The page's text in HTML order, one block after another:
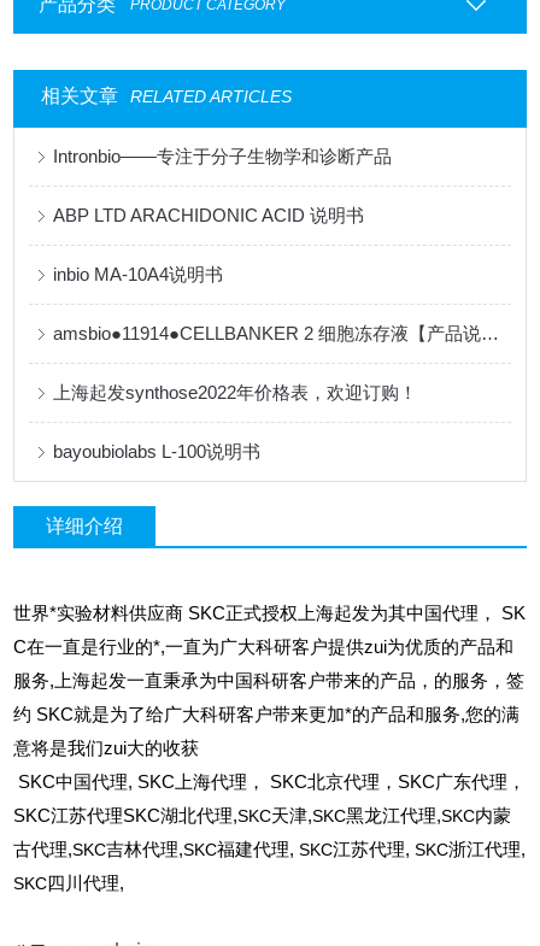
产品分类 PRODUCT CATEGORY
相关文章 RELATED ARTICLES
Intronbio——专注于分子生物学和诊断产品
ABP LTD ARACHIDONIC ACID 说明书
inbio MA-10A4说明书
amsbio●11914●CELLBANKER 2 细胞冻存液【产品说明书】
上海起发synthose2022年价格表，欢迎订购！
bayoubiolabs L-100说明书
详细介绍
世界*实验材料供应商 SKC正式授权上海起发为其中国代理， SK
C在一直是行业的*,一直为广大科研客户提供zui为优质的产品和
服务,上海起发一直秉承为中国科研客户带来的产品，的服务，签
约 SKC就是为了给广大科研客户带来更加*的产品和服务,您的满
意将是我们zui大的收获
SKC中国代理, SKC上海代理， SKC北京代理，SKC广东代理，
SKC江苏代理SKC湖北代理,SKC天津,SKC黑龙江代理,SKC内蒙
古代理,SKC吉林代理,SKC福建代理,SKC江苏代理,SKC浙江代理,
SKC四川代理,